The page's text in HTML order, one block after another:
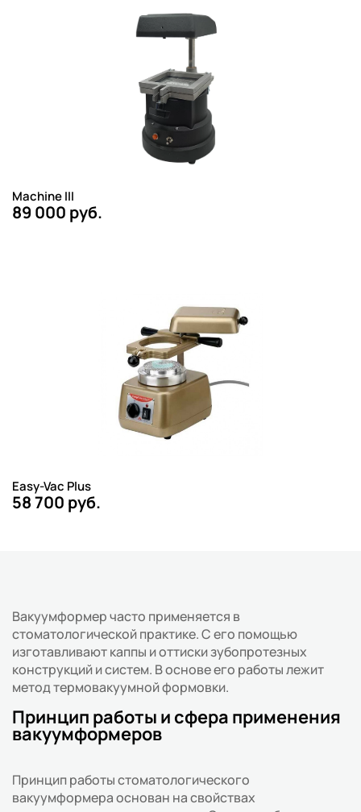
Machine III
89 000 руб.
Easy-Vac Plus
58 700 руб.
Вакуумформер часто применяется в
стоматологической практике. С его помощью
изготавливают каппы и оттиски зубопротезных
конструкций и систем. В основе его работы лежит
метод термовакуумной формовки.
Принцип работы и сфера применения
вакуумформеров
Принцип работы стоматологического
вакуумформера основан на свойствах